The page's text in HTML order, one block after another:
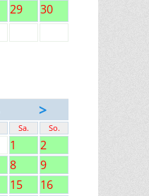
29
30
>
Sa. So.
1
2
8
9
15
16